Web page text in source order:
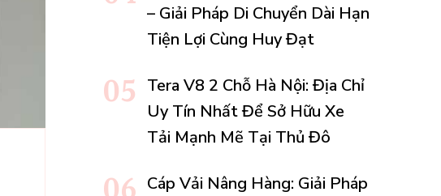
– Giải Pháp Di Chuyển Dài Hạn
Tiện Lợi Cùng Huy Đạt
Tera V8 2 Chỗ Hà Nội: Địa Chỉ
Uy Tín Nhất Để Sở Hữu Xe
Tải Mạnh Mẽ Tại Thủ Đô
Cáp Vải Nâng Hàng: Giải Pháp